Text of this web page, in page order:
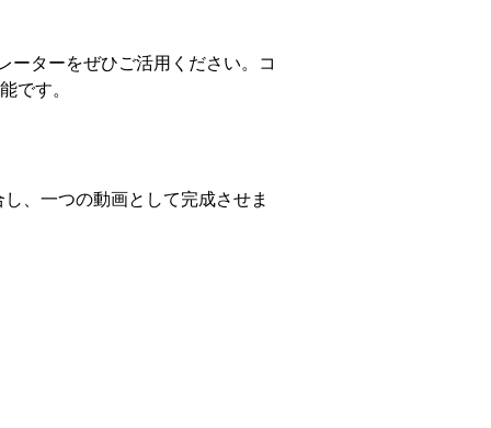
ーターをぜひご活用ください。コ
です。
、一つの動画として完成させま